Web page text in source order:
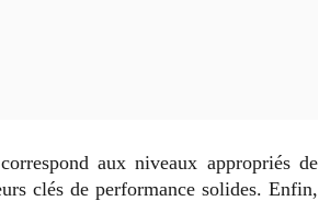
aux niveaux appropriés de
clés de performance solides. Enfin,